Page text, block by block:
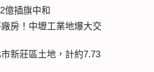
億插旗中和
房！中壢工業地爆大交
新莊區土地，計約7.73